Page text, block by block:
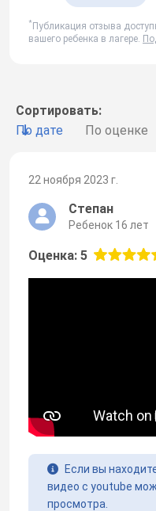
Сортировать:
По дате
По оценке
22 ноября 2023 г.
Степан
Ребенок 16 лет
Оценка: 5
Если вы
видео с youtube
просмотра.
* Публикация отзыва
вашего ребенка в лагере.